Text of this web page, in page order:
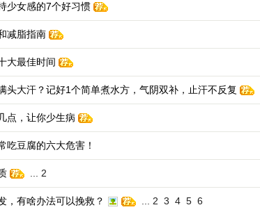
少女感的7个好习惯
减脂指南
大最佳时间
头大汗？记好1个简单煮水方，气阴双补，止汗不反复
点，让你少生病
吃豆腐的六大危害！
2
，有啥办法可以挽救？ 2 3 4 5 6